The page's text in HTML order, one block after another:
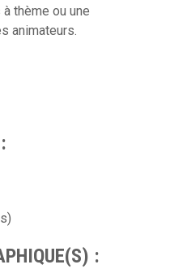
thème ou une
animateurs.
: